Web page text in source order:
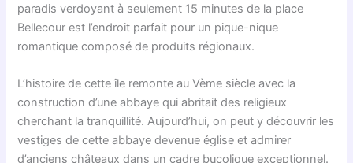
paradis verdoyant à seulement 15 minutes de la place
Bellecour est l’endroit parfait pour un pique-nique
romantique composé de produits régionaux.
L’histoire de cette île remonte au Vème siècle avec la
construction d’une abbaye qui abritait des religieux
cherchant la tranquillité. Aujourd’hui, on peut y découvrir les
vestiges de cette abbaye devenue église et admirer
d’anciens châteaux dans un cadre bucolique exceptionnel.